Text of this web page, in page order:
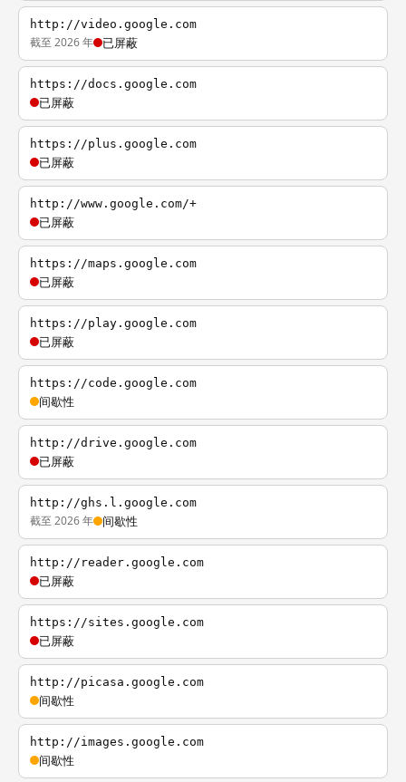
http://video.google.com
截至 2026 年 已屏蔽
https://docs.google.com
已屏蔽
https://plus.google.com
已屏蔽
http://www.google.com/+
已屏蔽
https://maps.google.com
已屏蔽
https://play.google.com
已屏蔽
https://code.google.com
间歇性
http://drive.google.com
已屏蔽
http://ghs.l.google.com
截至 2026 年 间歇性
http://reader.google.com
已屏蔽
https://sites.google.com
已屏蔽
http://picasa.google.com
间歇性
http://images.google.com
间歇性